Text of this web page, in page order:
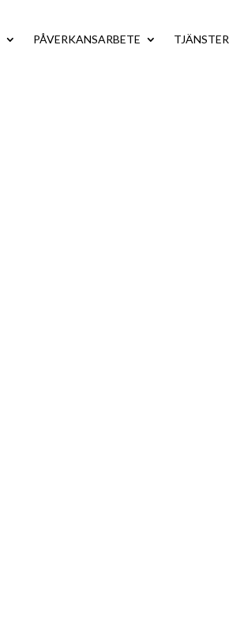
PÅVERKANSARBETE TJÄNSTER